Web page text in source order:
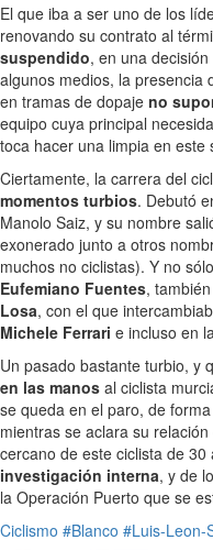
El que iba a ser uno de los
renovando su contrato al
suspendido, en una
algunos medios, la presencia
en tramas de dopaje no
equipo cuya principal
toca hacer una limpia en este
Ciertamente, la carrera del
momentos turbios. Debutó
Manolo Saiz, y su nombre
exonerado junto a otros
muchos no ciclistas). Y no
Eufemiano Fuentes,
Losa, con el que
Michele Ferrari e incluso en
Un pasado bastante turbio, y
en las manos al ciclista
se queda en el paro, de
mientras se aclara su
cercano de este ciclista de
investigación interna, y de
la Operación Puerto que se
Ciclismo #Blanco #Luis-Leon-